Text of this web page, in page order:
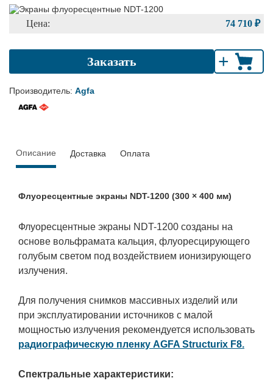
74 710 ₽
Цена:
Заказать +
Производитель: Agfa
Описание Доставка Оплата
Флуоресцентные экраны NDT-1200 (300 × 400 мм)
Флуоресцентные экраны NDT-1200 созданы на
основе вольфрамата кальция, флуоресцирующего
голубым светом под воздействием ионизирующего
излучения.
Для получения снимков массивных изделий или
при эксплуатировании источников с малой
мощностью излучения рекомендуется использовать
радиографическую пленку AGFA Structurix F8.
Спектральные характеристики: